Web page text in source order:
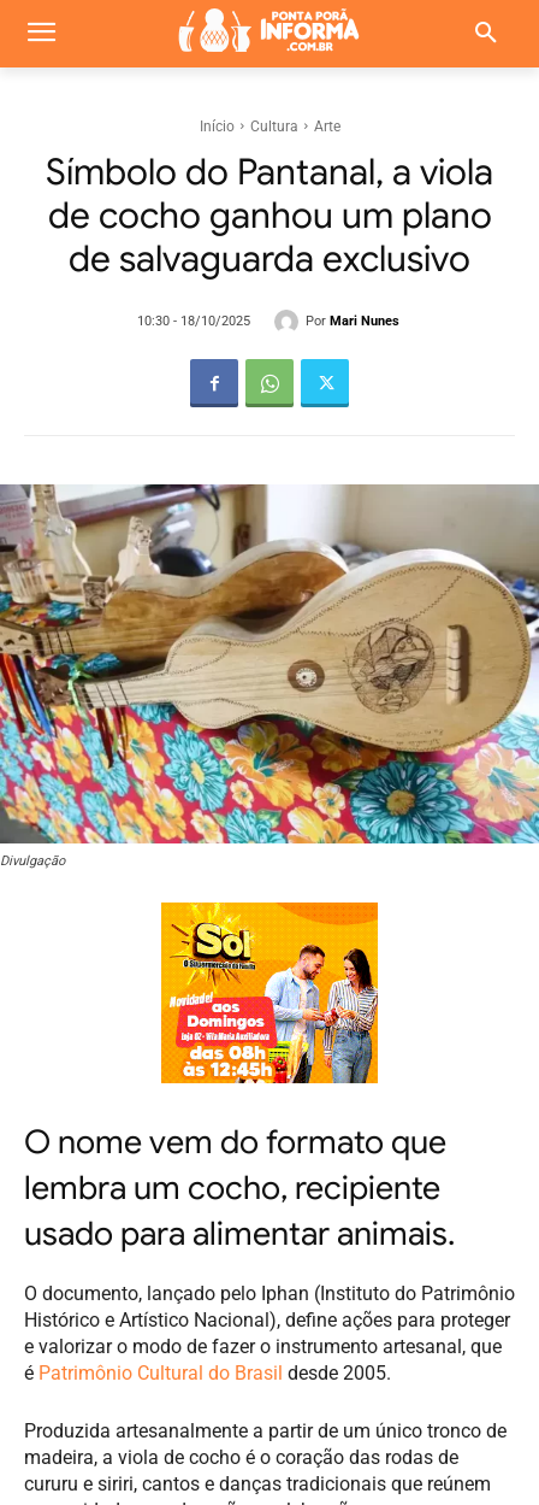
Início Cultura Arte
Símbolo do Pantanal, a viola
de cocho ganhou um plano
de salvaguarda exclusivo
10:30 - 18/10/2025 Por Mari Nunes
Divulgação
O nome vem do formato que
lembra um cocho, recipiente
usado para alimentar animais.
O documento, lançado pelo Iphan (Instituto do Patrimônio
Histórico e Artístico Nacional), define ações para proteger
e valorizar o modo de fazer o instrumento artesanal, que
é Patrimônio Cultural do Brasil desde 2005.
Produzida artesanalmente a partir de um único tronco de
madeira, a viola de cocho é o coração das rodas de
cururu e siriri, cantos e danças tradicionais que reúnem